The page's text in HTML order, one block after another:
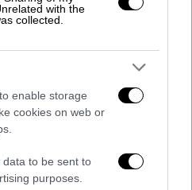
with the
collected.
enable storage
cookies on web or
to be sent to
purposes.
από τις
οι αιτίες της
τώρα
βύθιση